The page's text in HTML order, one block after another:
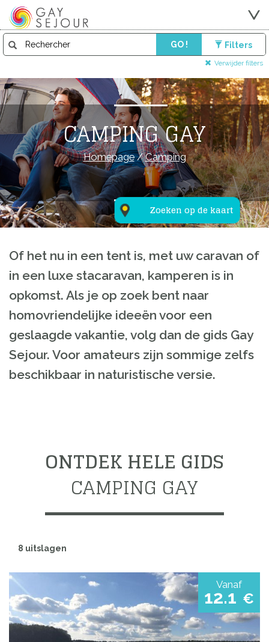
GO ! Filters
Verwijder filters
Zoeken op de kaart
CAMPING GAY
Homepage/Camping
Of het nu in een tent is, met uw caravan of
in een luxe stacaravan, kamperen is in
opkomst. Als je op zoek bent naar
homovriendelijke ideeën voor een
geslaagde vakantie, volg dan de gids Gay
Sejour. Voor amateurs zijn sommige zelfs
beschikbaar in naturistische versie.
ONTDEK HELE GIDS
CAMPING GAY
8 uitslagen
Vanaf
12.1 €